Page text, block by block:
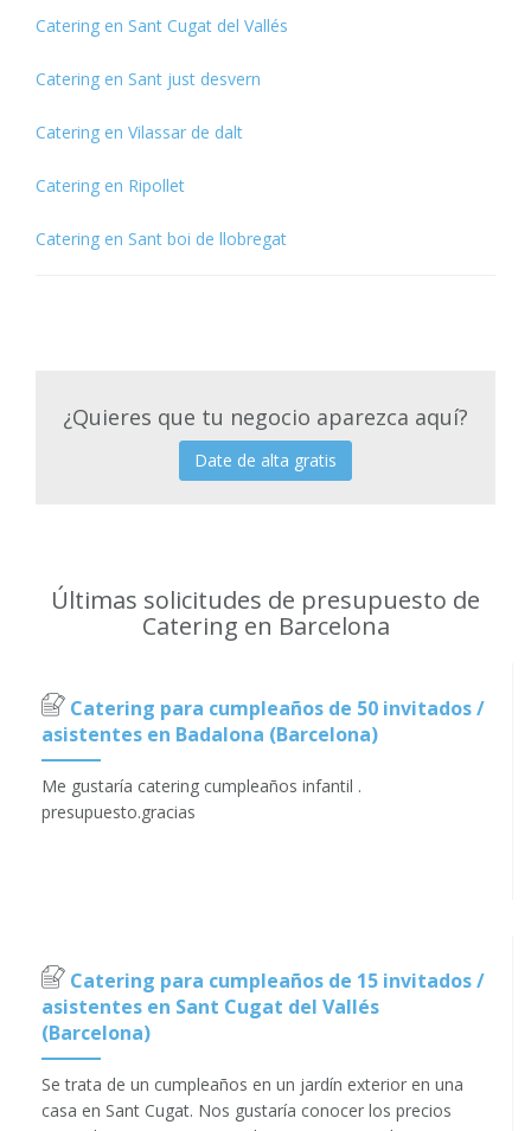
Catering en Sant Cugat del Vallés
Catering en Sant just desvern
Catering en Vilassar de dalt
Catering en Ripollet
Catering en Sant boi de llobregat
¿Quieres que tu negocio aparezca aquí?
Date de alta gratis
Últimas solicitudes de presupuesto de
Catering en Barcelona
Catering para cumpleaños de 50 invitados /
asistentes en Badalona (Barcelona)
Me gustaría catering cumpleaños infantil .
presupuesto.gracias
Catering para cumpleaños de 15 invitados /
asistentes en Sant Cugat del Vallés
(Barcelona)
Se trata de un cumpleaños en un jardín exterior en una
casa en Sant Cugat. Nos gustaría conocer los precios